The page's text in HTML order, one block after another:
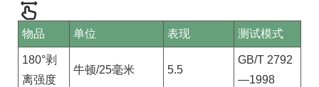
物品 单位 表现 测试模式
180°剥
离强度
牛顿/25毫米 5.5
GB/T 2792
—1998